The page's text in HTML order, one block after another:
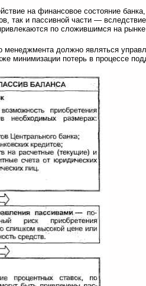
на финансовое состояние
так и пассивной части —
по сложившимся на
менеджмента должно являться
минимизации потерь в процессе